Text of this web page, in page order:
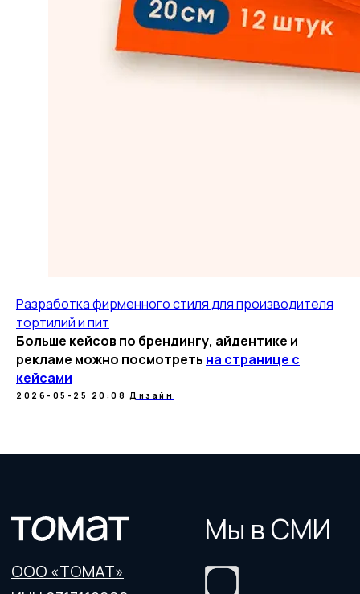
Разработка фирменного стиля для производителя
тортилий и пит
Больше кейсов по брендингу, айдентике и
рекламе можно посмотреть на странице с
кейсами
2026-05-25 20:08 Дизайн